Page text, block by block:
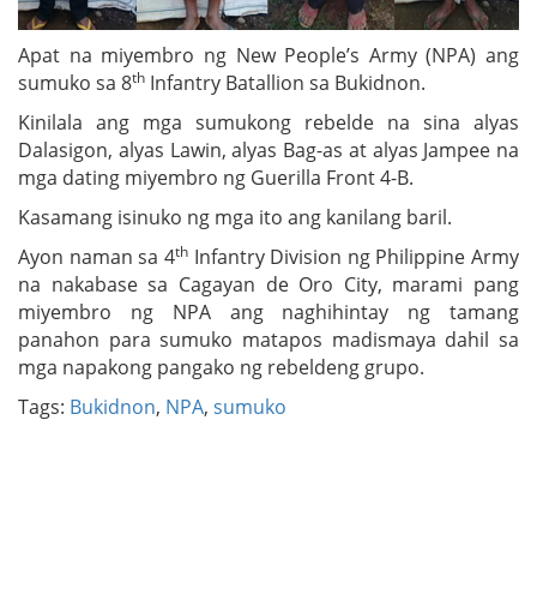
Apat na miyembro ng New People’s Army (NPA) ang
sumuko sa 8th Infantry Batallion sa Bukidnon.
Kinilala ang mga sumukong rebelde na sina alyas
Dalasigon, alyas Lawin, alyas Bag-as at alyas Jampee na
mga dating miyembro ng Guerilla Front 4-B.
Kasamang isinuko ng mga ito ang kanilang baril.
Ayon naman sa 4thInfantry Division ng Philippine Army
na nakabase sa Cagayan de Oro City, marami pang
miyembro ng NPA ang naghihintay ng tamang
panahon para sumuko matapos madismaya dahil sa
mga napakong pangako ng rebeldeng grupo.
Tags: Bukidnon, NPA, sumuko